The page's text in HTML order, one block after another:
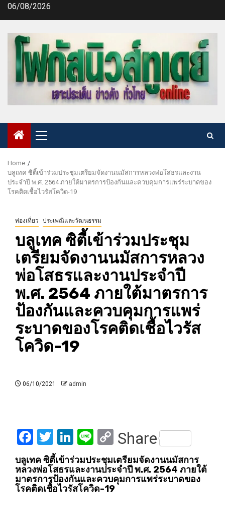
Skip06/08/2026
Primary
Menu
Home
บลูเทค ซิตี้เข้าร่วมประชุมเตรียมจัดงานนมัสการหลวงพ่อโสธรและงาน
ประจำปี พ.ศ. 2564 ภายใต้มาตรการป้องกันและควบคุมการแพร่ระบาดของ
โรคติดเชื้อไวรัสโควิด-19
ท่องเที่ยว ประเพณีและวัฒนธรรม
บลูเทค ซิตี้เข้าร่วมประชุม
เตรียมจัดงานนมัสการหลวง
พ่อโสธรและงานประจำปี
พ.ศ. 2564 ภายใต้มาตรการ
ป้องกันและควบคุมการแพร่
ระบาดของโรคติดเชื้อไวรัส
โควิด-19
06/10/2021 admin
Facebook
Twitter
LinkedIn
LineCopy
Link
Share
บลูเทค ซิตี้เข้าร่วมประชุมเตรียมจัดงานนมัสการ
หลวงพ่อโสธรและงานประจำปี พ.ศ. 2564 ภายใต้
มาตรการป้องกันและควบคุมการแพร่ระบาดของ
โรคติดเชื้อไวรัสโควิด-19